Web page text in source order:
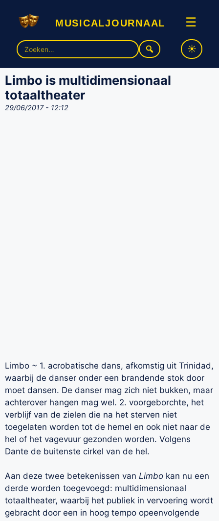
musicaljournaal ☰
Zoek
naar:
Limbo is multidimensionaal
totaaltheater
29/06/2017 - 12:12
Limbo ~ 1. acrobatische dans, afkomstig uit Trinidad,
waarbij de danser onder een brandende stok door
moet dansen. De danser mag zich niet bukken, maar
achterover hangen mag wel. 2. voorgeborchte, het
verblijf van de zielen die na het sterven niet
toegelaten worden tot de hemel en ook niet naar de
hel of het vagevuur gezonden worden. Volgens
Dante de buitenste cirkel van de hel.
Aan deze twee betekenissen van Limbo kan nu een
derde worden toegevoegd: multidimensionaal
totaaltheater, waarbij het publiek in vervoering wordt
gebracht door een in hoog tempo opeenvolgende